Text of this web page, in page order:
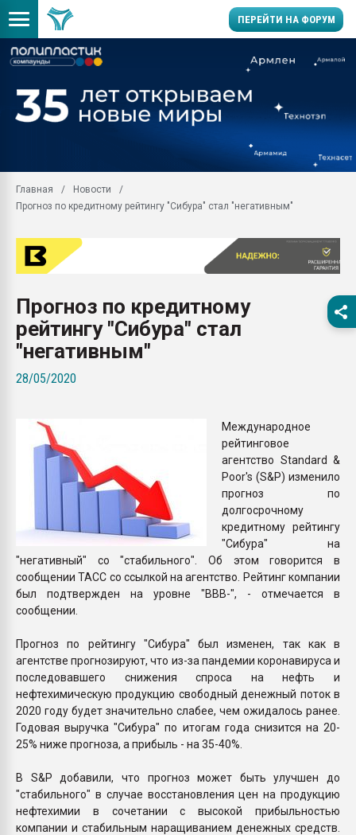
ПЕРЕЙТИ НА ФОРУМ
производство SPC
заводу пластмасс"
Подмосковье, Москва
28.07.2026
пластмасс
28.07.2026
ПЕРЕЙТИ НА
Главная
Новости
Прогноз по кредитному рейтингу "Сибура" стал "негативным"
Прогноз по кредитному
рейтингу "Сибура" стал
"негативным"
28/05/2020
Международное
рейтинговое
агентство Standard &
Poor's (S&P) изменило
прогноз по
долгосрочному
кредитному рейтингу
"Сибура" на
"негативный" со "стабильного". Об этом говорится в
сообщении ТАСС со ссылкой на агентство. Рейтинг компании
был подтвержден на уровне "BBB-", - отмечается в
сообщении.
Прогноз по рейтингу "Сибура" был изменен, так как в
агентстве прогнозируют, что из-за пандемии коронавируса и
последовавшего снижения спроса на нефть и
нефтехимическую продукцию свободный денежный поток в
2020 году будет значительно слабее, чем ожидалось ранее.
Годовая выручка "Сибура" по итогам года снизится на 20-
25% ниже прогноза, а прибыль - на 35-40%.
В S&P добавили, что прогноз может быть улучшен до
"стабильного" в случае восстановления цен на продукцию
нефтехимии в сочетании с высокой прибыльностью
компании и стабильным наращиванием денежных средств.